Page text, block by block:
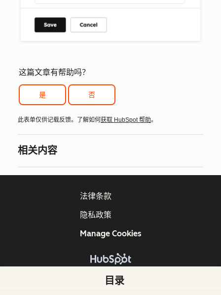
这篇文章有帮助吗？
是 否
此表单仅供记载反馈。了解如何 获取 HubSpot 帮助。
相关内容
目录
版权所有 © 2026 HubSpot, Inc.
法律条款
隐私政策
Manage Cookies